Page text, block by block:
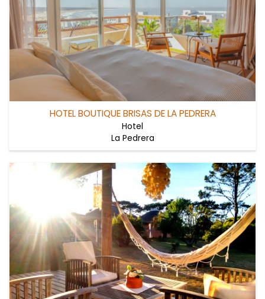
HOTEL BOUTIQUE BRISAS DE LA PEDRERA
Hotel
La Pedrera